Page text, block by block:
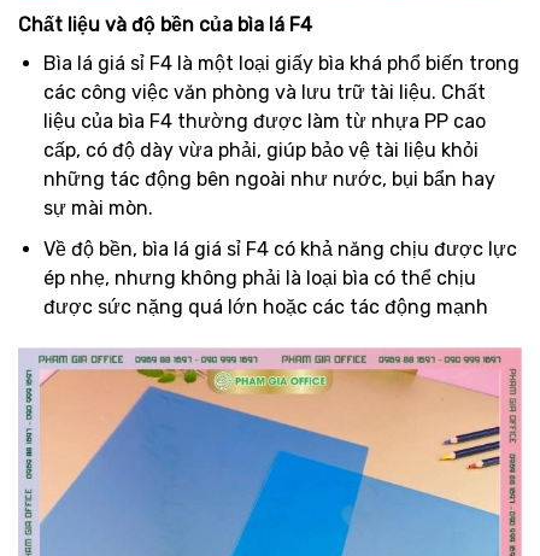
Chất liệu và độ bền của bìa lá F4
Bìa lá giá sỉ F4 là một loại giấy bìa khá phổ biến trong
các công việc văn phòng và lưu trữ tài liệu. Chất
liệu của bìa F4 thường được làm từ nhựa PP cao
cấp, có độ dày vừa phải, giúp bảo vệ tài liệu khỏi
những tác động bên ngoài như nước, bụi bẩn hay
sự mài mòn.
Về độ bền, bìa lá giá sỉ F4 có khả năng chịu được lực
ép nhẹ, nhưng không phải là loại bìa có thể chịu
được sức nặng quá lớn hoặc các tác động mạnh